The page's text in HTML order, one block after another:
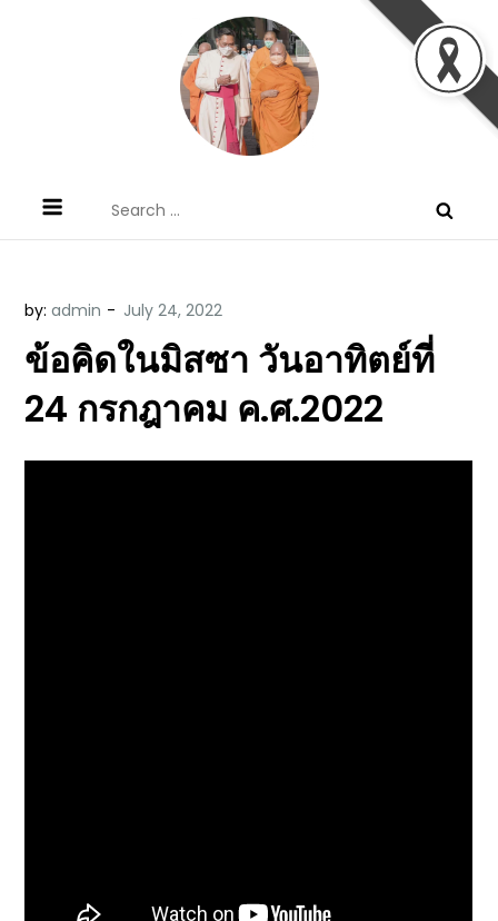
ประทานพระพรแก่พวกท่านท้งหลายเทอญ
for:
by:admin
ข้อคิดในมิสซา วันอาทิตย์ที่
24 กรกฎาคม ค.ศ.2022